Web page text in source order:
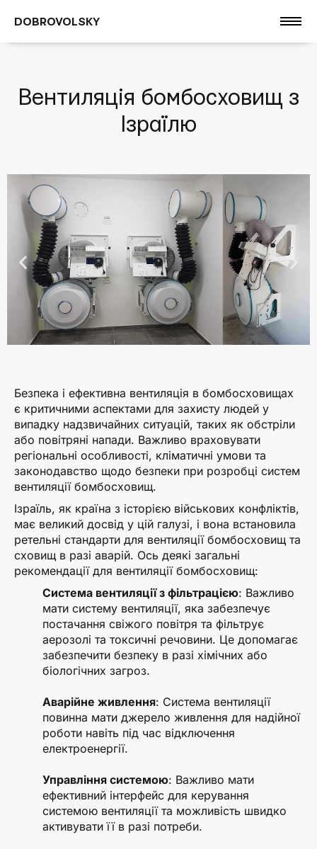
DOBROVOLSKY
Вентиляція бомбосховищ з
Ізраїлю
Безпека і ефективна вентиляція в бомбосховищах
є критичними аспектами для захисту людей у
випадку надзвичайних ситуацій, таких як обстріли
або повітряні напади. Важливо враховувати
регіональні особливості, кліматичні умови та
законодавство щодо безпеки при розробці систем
вентиляції бомбосховищ.
Ізраїль, як країна з історією військових конфліктів,
має великий досвід у цій галузі, і вона встановила
ретельні стандарти для вентиляції бомбосховищ та
сховищ в разі аварій. Ось деякі загальні
рекомендації для вентиляції бомбосховищ:
Система вентиляції з фільтрацією: Важливо
мати систему вентиляції, яка забезпечує
постачання свіжого повітря та фільтрує
аерозолі та токсичні речовини. Це допомагає
забезпечити безпеку в разі хімічних або
біологічних загроз.
Аварійне живлення: Система вентиляції
повинна мати джерело живлення для надійної
роботи навіть під час відключення
електроенергії.
Управління системою: Важливо мати
ефективний інтерфейс для керування
системою вентиляції та можливість швидко
активувати її в разі потреби.